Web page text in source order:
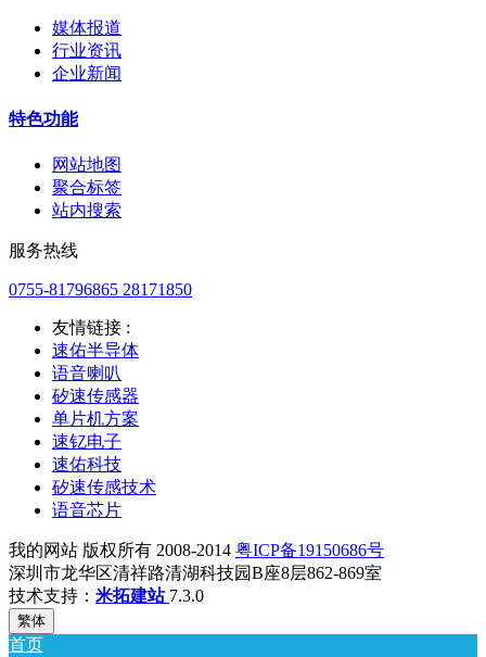
媒体报道
行业资讯
企业新闻
特色功能
网站地图
聚合标签
站内搜索
服务热线
0755-81796865 28171850
友情链接 :
速佑半导体
语音喇叭
矽速传感器
单片机方案
速钇电子
速佑科技
矽速传感技术
语音芯片
我的网站 版权所有 2008-2014 粤ICP备19150686号
深圳市龙华区清祥路清湖科技园B座8层862-869室
技术支持： 米拓建站 7.3.0
繁体
首页